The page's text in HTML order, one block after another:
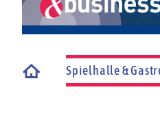
Spielhalle &